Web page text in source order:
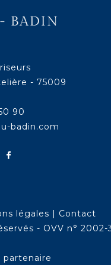
- 75009
90
badin.com
légales | Contact
- OVV n° 2002-